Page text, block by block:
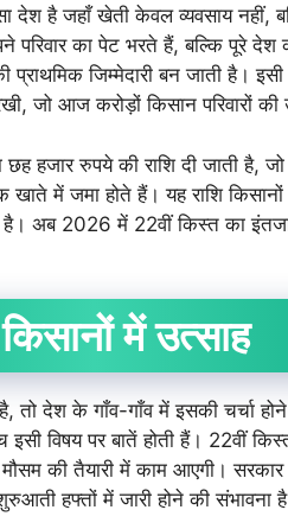
देश है जहाँ खेती केवल व्यवसाय नहीं,
का पेट भरते हैं, बल्कि पूरे देश की
प्राथमिक जिम्मेदारी बन जाती है।
जो आज करोड़ों किसान परिवारों
हजार रुपये की राशि दी जाती है, जो
में जमा होते हैं। यह राशि किसानों
है। अब 2026 में 22वीं किस्त का
किसानों में उत्साह
तो देश के गाँव-गाँव में इसकी चर्चा
विषय पर बातें होती हैं। 22वीं
मौसम की तैयारी में काम आएगी।
हफ्तों में जारी होने की संभावना